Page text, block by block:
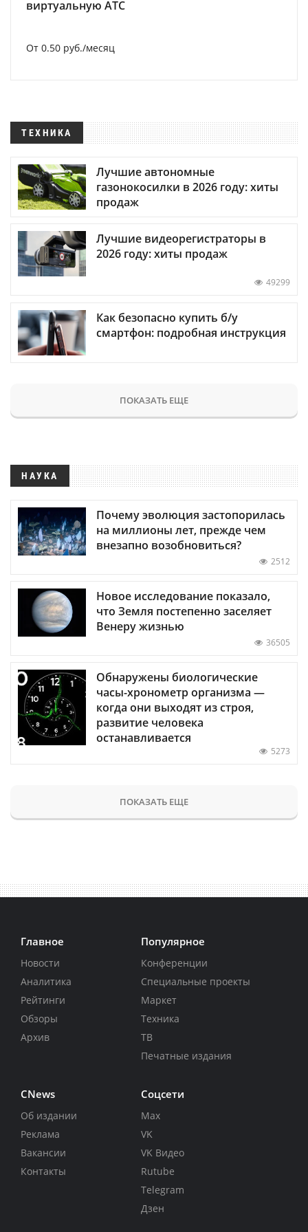
виртуальную АТС
От 0.50 руб./месяц
ТЕХНИКА
Лучшие автономные
газонокосилки в 2026 году: хиты
продаж
Лучшие видеорегистраторы в
2026 году: хиты продаж
49299
Как безопасно купить б/у
смартфон: подробная инструкция
ПОКАЗАТЬ ЕЩЕ
НАУКА
Почему эволюция застопорилась
на миллионы лет, прежде чем
внезапно возобновиться?
2512
Новое исследование показало,
что Земля постепенно заселяет
Венеру жизнью
36505
Обнаружены биологические
часы-хронометр организма —
когда они выходят из строя,
развитие человека
останавливается
5273
ПОКАЗАТЬ ЕЩЕ
Главное
Новости
Аналитика
Рейтинги
Обзоры
Архив
Популярное
Конференции
Специальные проекты
Маркет
Техника
ТВ
Печатные издания
CNews
Об издании
Реклама
Вакансии
Контакты
Соцсети
Max
VK
VK Видео
Rutube
Telegram
Дзен